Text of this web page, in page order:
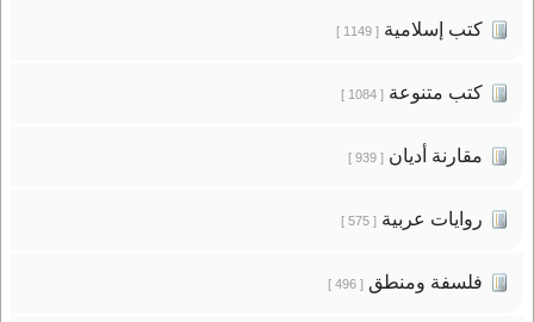
كتب إسلامية[ 1149 ]
كتب متنوعة[ 1084 ]
مقارنة أديان[ 939 ]
روايات عربية[ 575 ]
فلسفة ومنطق[ 496 ]